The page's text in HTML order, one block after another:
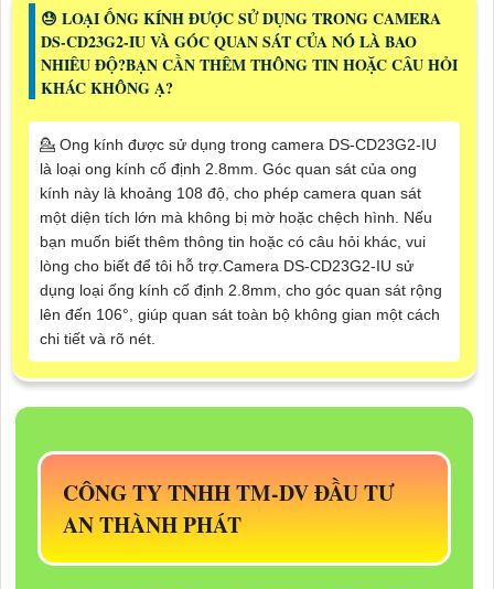
😓 LOẠI ỐNG KÍNH ĐƯỢC SỬ DỤNG TRONG CAMERA
DS-CD23G2-IU VÀ GÓC QUAN SÁT CỦA NÓ LÀ BAO
NHIÊU ĐỘ?BẠN CẦN THÊM THÔNG TIN HOẶC CÂU HỎI
KHÁC KHÔNG Ạ?
💁 Ong kính được sử dụng trong camera DS-CD23G2-IU
là loại ong kính cố định 2.8mm. Góc quan sát của ong
kính này là khoảng 108 độ, cho phép camera quan sát
một diện tích lớn mà không bị mờ hoặc chệch hình. Nếu
bạn muốn biết thêm thông tin hoặc có câu hỏi khác, vui
lòng cho biết để tôi hỗ trợ.Camera DS-CD23G2-IU sử
dụng loại ống kính cố định 2.8mm, cho góc quan sát rộng
lên đến 106°, giúp quan sát toàn bộ không gian một cách
chi tiết và rõ nét.
CÔNG TY TNHH TM-DV ĐẦU TƯ
AN THÀNH PHÁT